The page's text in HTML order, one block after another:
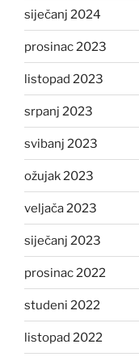
siječanj 2024
prosinac 2023
listopad 2023
srpanj 2023
svibanj 2023
ožujak 2023
veljača 2023
siječanj 2023
prosinac 2022
studeni 2022
listopad 2022